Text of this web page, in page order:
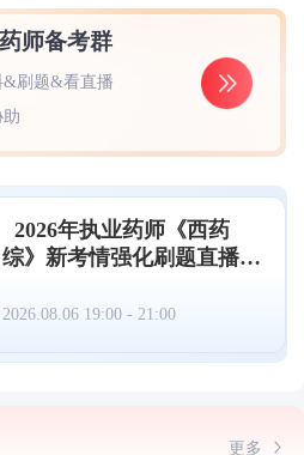
师备考群
&刷题&看直播
2026年执业药师《西药
综》新考情强化刷题直播
2026.08.06 19:00 - 21:00
更多